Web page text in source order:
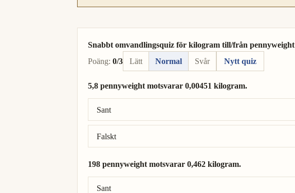
Snabbt omvandlingsquiz för kilogram till/från pennyweight
Poäng: 0/3 Lätt Normal Svår Nytt quiz
5,8 pennyweight motsvarar 0,00451 kilogram.
Sant
Falskt
Rätt svar: 5,8 pennyweight = 0,00902 kilogram.
198 pennyweight motsvarar 0,462 kilogram.
Sant
Rätt svar: 198 pennyweight = 0,308 kilogram.